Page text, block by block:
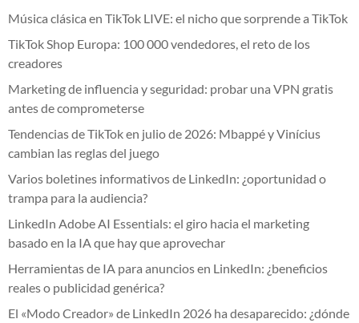
Música clásica en TikTok LIVE: el nicho que sorprende a TikTok
TikTok Shop Europa: 100 000 vendedores, el reto de los
creadores
Marketing de influencia y seguridad: probar una VPN gratis
antes de comprometerse
Tendencias de TikTok en julio de 2026: Mbappé y Vinícius
cambian las reglas del juego
Varios boletines informativos de LinkedIn: ¿oportunidad o
trampa para la audiencia?
LinkedIn Adobe AI Essentials: el giro hacia el marketing
basado en la IA que hay que aprovechar
Herramientas de IA para anuncios en LinkedIn: ¿beneficios
reales o publicidad genérica?
El «Modo Creador» de LinkedIn 2026 ha desaparecido: ¿dónde